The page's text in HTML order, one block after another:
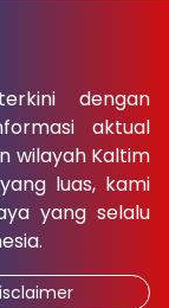
dengan
aktual
wilayah Kaltim
luas, kami
yang selalu